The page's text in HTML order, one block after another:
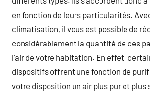
en fonction de leurs particularités.
climatisation, il vous est possible de
considérablement la quantité de ces
l’air de votre habitation. En effet,
dispositifs offrent une fonction de
votre disposition un air plus pur et plus